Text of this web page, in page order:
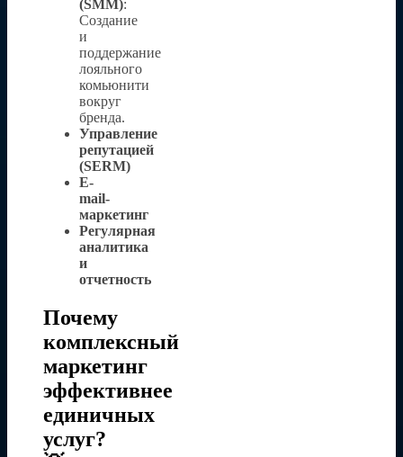
(SMM):
Создание
и
поддержание
лояльного
комьюнити
вокруг
бренда.
Управление
репутацией
(SERM)
E-
mail-
маркетинг
Регулярная
аналитика
и
отчетность
Почему
комплексный
маркетинг
эффективнее
единичных
услуг?